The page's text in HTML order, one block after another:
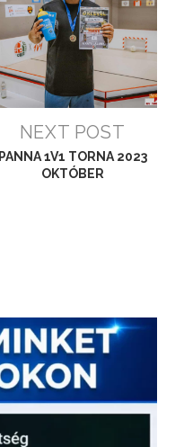
NEXT POST
PANNA 1V1 TORNA 2023
OKTÓBER